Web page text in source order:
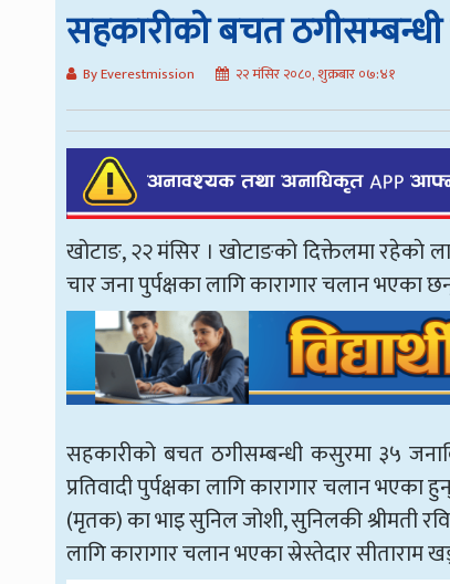
सहकारीको बचत
By Everestmission २२ मंसिर २०८०, शुक्रबार ०७:४१
खोटाङ, २२ मंसिर । खोटाङको दिक्तेलमा रहेकाे
चार जना पुर्पक्षका लागि कारागार चलान भएका
सहकारीको बचत ठगीसम्बन्धी कसुरमा ३५
प्रतिवादी पुर्पक्षका लागि कारागार चलान
(मृतक) का भाइ सुनिल जोशी, सुनिलकी श्रीमती
लागि कारागार चलान भएका स्रेस्तेदार सीताराम